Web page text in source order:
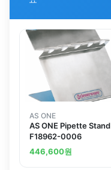
AS ONE
AS ONE Pipette Stand
F18962-0006
446,600원